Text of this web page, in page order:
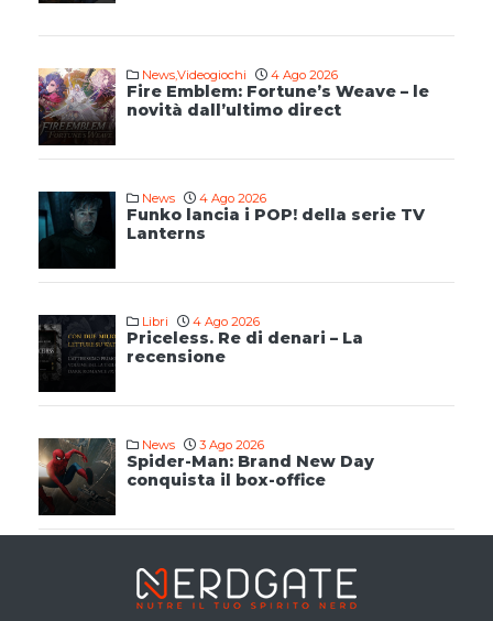
News,Videogiochi 4 Ago 2026
Fire Emblem: Fortune’s Weave – le
novità dall’ultimo direct
News 4 Ago 2026
Funko lancia i POP! della serie TV
Lanterns
Libri 4 Ago 2026
Priceless. Re di denari – La
recensione
News 3 Ago 2026
Spider-Man: Brand New Day
conquista il box-office